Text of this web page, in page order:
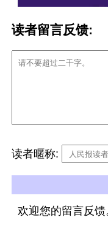
读者留言反馈:
读者暱称:
欢迎您的留言反馈